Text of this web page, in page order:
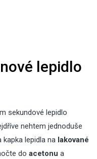
lepidlo
sekundové lepidlo
nehtem jednoduše
lepidla na lakované
do acetonu a